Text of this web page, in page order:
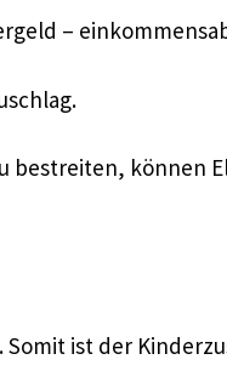
–
bestreiten, können
Somit ist der